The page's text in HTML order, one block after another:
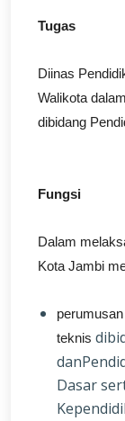
Tugas
Diinas
Walikota
dibidang
Fungsi
Dalam
Kota Jambi
teknis
Dasar